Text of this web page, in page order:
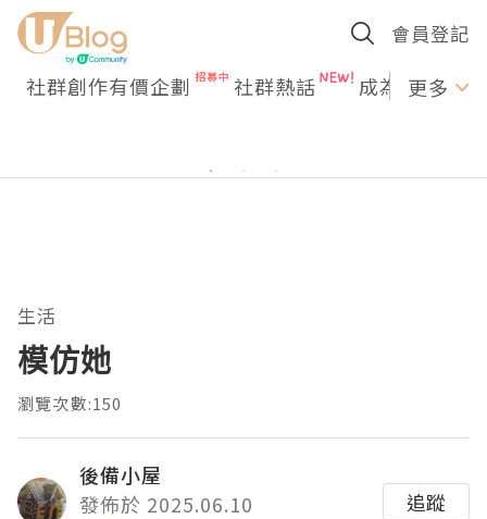
會員登記
社群創作有價企劃 社群熱話 成為U更多
生活
模仿她
瀏覽次數:150
後備小屋
發佈於 2025.06.10
追蹤